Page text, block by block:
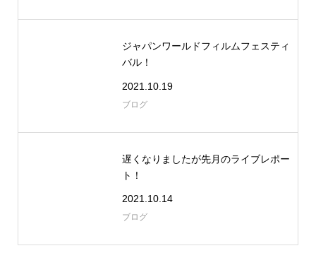
ジャパンワールドフィルムフェスティ
バル！
2021.10.19
ブログ
遅くなりましたが先月のライブレポー
ト！
2021.10.14
ブログ